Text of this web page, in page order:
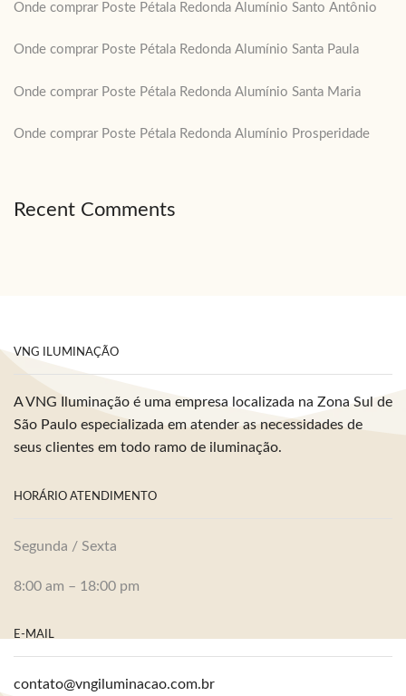
Onde comprar Poste Pétala Redonda Alumínio Santo Antônio
Onde comprar Poste Pétala Redonda Alumínio Santa Paula
Onde comprar Poste Pétala Redonda Alumínio Santa Maria
Onde comprar Poste Pétala Redonda Alumínio Prosperidade
Recent Comments
VNG ILUMINAÇÃO
A VNG Iluminação é uma empresa localizada na Zona Sul de
São Paulo especializada em atender as necessidades de
seus clientes em todo ramo de iluminação.
HORÁRIO ATENDIMENTO
Segunda / Sexta
8:00 am – 18:00 pm
E-MAIL
contato@vngiluminacao.com.br